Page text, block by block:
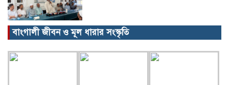
বিক্ষোভ, গ্রেপ্তার, অজগর, সেগুনকাঠ আর
বাংগালী জীবন ও মূল ধারার সংস্কৃতি